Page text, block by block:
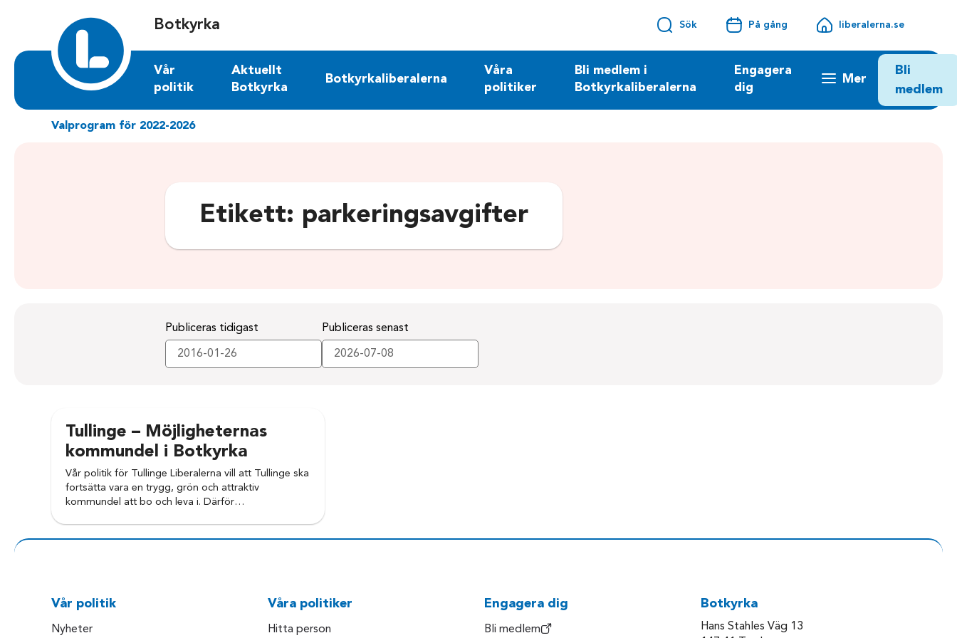
Botkyrka Sök På gång liberalerna.se
Vår
politik
Aktuellt
Botkyrka
Botkyrkaliberalerna
Våra
politiker
Bli medlem i
Botkyrkaliberalerna
Engagera
dig
Mer
Bli
medlem
Valprogram för 2022-2026
Etikett: parkeringsavgifter
Publiceras tidigast Publiceras senast
Tullinge – Möjligheternas
kommundel i Botkyrka
Vår politik för Tullinge Liberalerna vill att Tullinge ska
fortsätta vara en trygg, grön och attraktiv
kommundel att bo och leva i. Därför…
Vår politik
Nyheter
Våra politiker
Hitta person
Engagera dig
Bli medlem
Botkyrka
Hans Stahles Väg 13